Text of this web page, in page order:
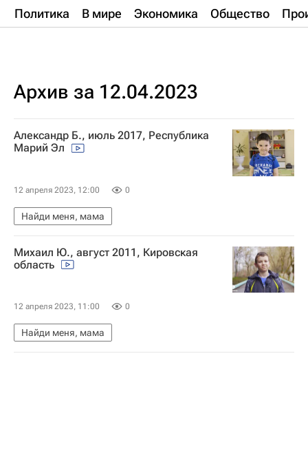
Политика В мире Экономика Общество
Архив за 12.04.2023
Александр Б., июль 2017, Республика
Марий Эл
12 апреля 2023, 12:00 0
Найди меня, мама
Михаил Ю., август 2011, Кировская
область
12 апреля 2023, 11:00 0
Найди меня, мама